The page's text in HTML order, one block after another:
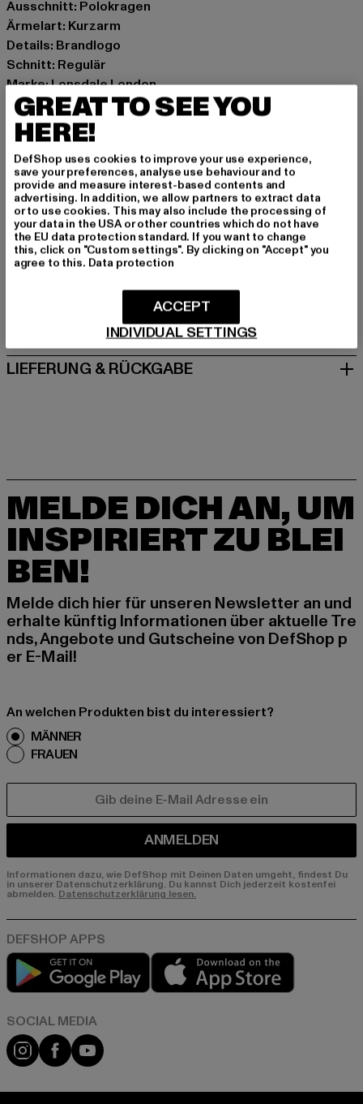
Ausschnitt: Polokragen
Ärmelart: Kurzarm
Details: Brandlogo
Schnitt: Regulär
Marke: Lonsdale London
Kat.: Poloshirts
Farbe: rot
Hersteller Farbe: oxblood
Materialzusammensetzung: 100% Baumwolle
Art.Nr: 110629-02780
Hersteller: Punch GmbH |info@punch-gmbh.de
Im Taubental 15a | 41468 Neuss | DE
GRÖSSE & PASSFORM
PFLEGEHINWEISE
LIEFERUNG & RÜCKGABE
MELDE DICH AN, UM
INSPIRIERT ZU BLEI
BEN!
Melde dich hier für unseren Newsletter an und
erhalte künftig Informationen über aktuelle Tre
nds, Angebote und Gutscheine von DefShop p
er E-Mail!
An welchen Produkten bist du interessiert?
MÄNNER
FRAUEN
ANMELDEN
Informationen dazu, wie DefShop mit Deinen Daten umgeht, findest Du
in unserer Datenschutzerklärung. Du kannst Dich jederzeit kostenfei
abmelden. Datenschutzerklärung lesen.
Play market
Instagram
FacebookYouTube
GREAT TO SEE YOU
HERE!
DefShop uses cookies to improve your use experience,
save your preferences, analyse use behaviour and to
provide and measure interest-based contents and
advertising. In addition, we allow partners to extract data
or to use cookies. This may also include the processing of
your data in the USA or other countries which do not have
the EU data protection standard. If you want to change
this, click on "Custom settings". By clicking on "Accept" you
agree to this. Data protection
INDIVIDUAL SETTINGS
ACCEPT